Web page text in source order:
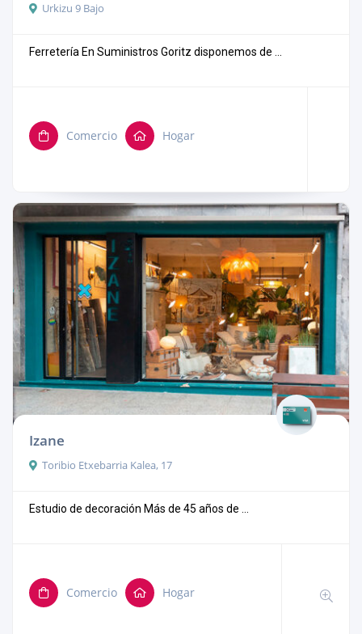
Urkizu 9 Bajo
Ferretería En Suministros Goritz disponemos de ...
Comercio Hogar
Izane
Toribio Etxebarria Kalea, 17
Estudio de decoración Más de 45 años de ...
Comercio Hogar